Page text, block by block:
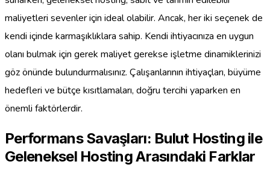
maliyetleri sevenler için ideal olabilir. Ancak, her iki seçenek de
kendi içinde karmaşıklıklara sahip. Kendi ihtiyacınıza en uygun
olanı bulmak için gerek maliyet gerekse işletme dinamiklerinizi
göz önünde bulundurmalısınız. Çalışanlarının ihtiyaçları, büyüme
hedefleri ve bütçe kısıtlamaları, doğru tercihi yaparken en
önemli faktörlerdir.
Performans Savaşları: Bulut Hosting ile
Geleneksel Hosting Arasındaki Farklar